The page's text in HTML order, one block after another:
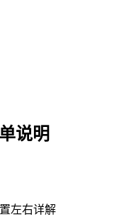
说明
左右详解